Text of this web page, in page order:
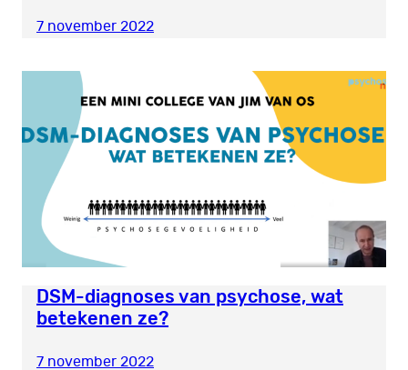
7 november 2022
DSM-diagnoses van psychose, wat
betekenen ze?
7 november 2022